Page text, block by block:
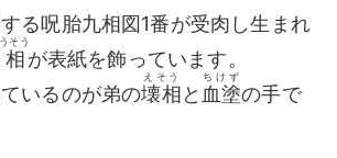
る呪胎九相図1番が受肉し生まれ
そう
が表紙を飾っています。
いるのが弟の壊相
えそう
と 血塗
ちけず
の手で